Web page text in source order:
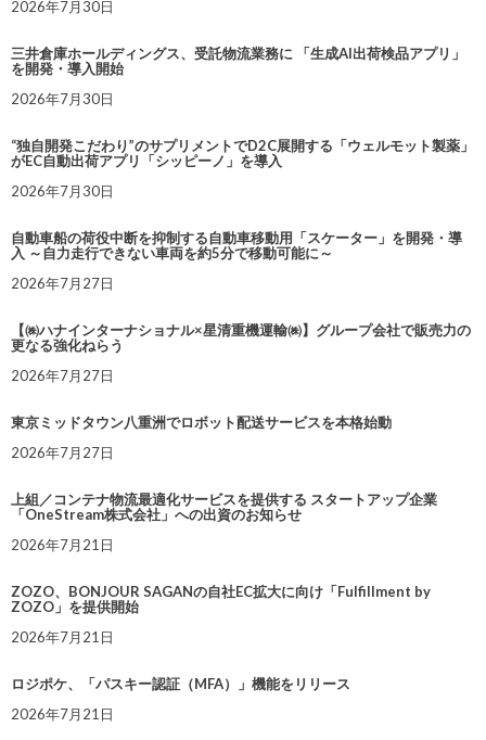
2026年7月30日
三井倉庫ホールディングス、受託物流業務に 「生成AI出荷検品アプリ」
を開発・導入開始
2026年7月30日
“独自開発こだわり”のサプリメントでD2C展開する「ウェルモット製薬」
がEC自動出荷アプリ「シッピーノ」を導入
2026年7月30日
自動車船の荷役中断を抑制する自動車移動用「スケーター」を開発・導
入 ～自力走行できない車両を約5分で移動可能に～
2026年7月27日
【㈱ハナインターナショナル×星清重機運輸㈱】グループ会社で販売力の
更なる強化ねらう
2026年7月27日
東京ミッドタウン八重洲でロボット配送サービスを本格始動
2026年7月27日
上組／コンテナ物流最適化サービスを提供する スタートアップ企業
「OneStream株式会社」への出資のお知らせ
2026年7月21日
ZOZO、BONJOUR SAGANの自社EC拡大に向け「Fulfillment by
ZOZO」を提供開始
2026年7月21日
ロジポケ、「パスキー認証（MFA）」機能をリリース
2026年7月21日